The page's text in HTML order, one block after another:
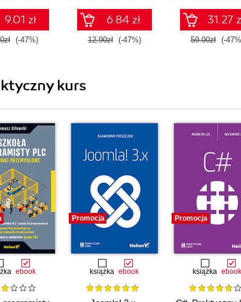
9.01 zł
(-47%)
6.84 zł
12.90zł (-47%)
31.27
59.00zł (-
kurs
ebook
Promocja
książka ebook
Promocja
książka ebook